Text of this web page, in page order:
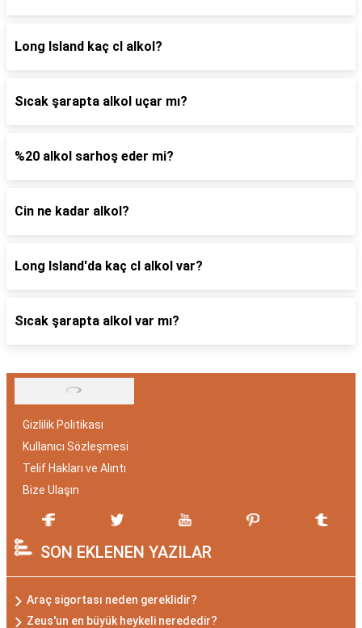
Long Island kaç cl alkol?
Sıcak şarapta alkol uçar mı?
%20 alkol sarhoş eder mi?
Cin ne kadar alkol?
Long Island'da kaç cl alkol var?
Sıcak şarapta alkol var mı?
Gizlilik Politikası
Kullanıcı Sözleşmesi
Telif Hakları ve Alıntı
Bize Ulaşın
SON EKLENEN YAZILAR
Araç sigortası neden gereklidir?
Zeus'un en büyük heykeli nerededir?